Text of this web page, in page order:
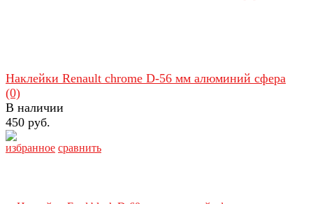
избранное сравнить
Наклейки Renault chrome D-56 мм алюминий сфера
(0)
В наличии
450 руб.